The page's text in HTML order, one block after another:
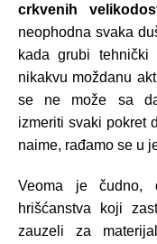
crkvenih
neophodna svaka
kada grubi tehnički
nikakvu moždanu
se ne može sa
izmeriti svaki pokret
naime, rađamo se u
Veoma je čudno,
hrišćanstva koji
zauzeli za